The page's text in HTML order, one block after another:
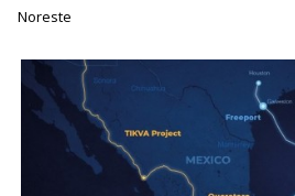
Noreste